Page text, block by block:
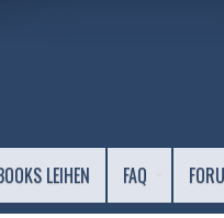
LEIHEN FAQ